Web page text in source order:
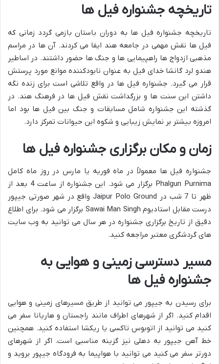
تاریخچه جشنواره فیل ها
تاریخچه جشنواره فیل ها به دوران باستان بازمی گردد زمانی که
فیل ها نقش مهمی در جامعه هند ایفا می کردند. آن ها در مراسم
مذهبی ازدواج ها راهپیمایی ها و جنگ ها حضور داشتند. در اساطیر
هندو لرد گانشا خدای فیل به عنوان نابودکننده موانع مورد پرستش
قرار می گیرد. جشنواره فیل ها در واقع تلاشی است برای زنده نگه
داشتن این سنت ها و بزرگداشت نقش فیل ها در فرهنگ هند. در
گذشته این جشنواره شامل مسابقات و جنگ بین فیل ها بود اما
امروزه بیشتر بر نمایش زیبایی و شکوه این حیوانات تمرکز دارد.
زمان و مکان برگزاری جشنواره فیل ها
جشنواره فیل ها معمولاً در ماه فوریه یا مارس در روز ماه کامل
Phalgun Purnima برگزار می شود. این جشنواره از ساعت 4 بعد از
ظهر تا 7 شب در Jaipur Polo Ground واقع در شهر صورتی جیپور
درست مقابل استادیوم Sawai Man Singh برگزار می شود. برای اطلاع
دقیق از تاریخ برگزاری جشنواره در هر سال می توانید به وب سایت
های گردشگری معتبر مراجعه کنید.
مسیر دسترسی زمینی و هوایی به
جشنواره فیل ها
برای رسیدن به جیپور می توانید از طریق مسیرهای زمینی و هوایی
اقدام کنید. اگر از شهرهای اطراف مانند راجستان و هاریانا سفر می
کنید می توانید از اتوبوس تاکسی یا ریکشا استفاده کنید. همچنین
خط آهن جیپور به دهلی نیز گزینه مناسبی است. اگر از شهرهای
دورتر سفر می کنید می توانید با هواپیما به فرودگاه جیپور بروید و